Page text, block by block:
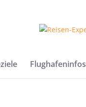
Flughafeninfos